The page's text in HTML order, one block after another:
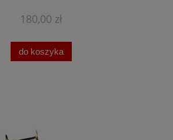
180,00 zł
do koszyka